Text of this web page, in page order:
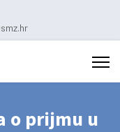
o prijmu u